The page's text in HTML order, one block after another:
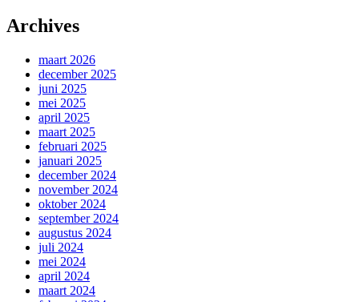
Archives
maart 2026
december 2025
juni 2025
mei 2025
april 2025
maart 2025
februari 2025
januari 2025
december 2024
november 2024
oktober 2024
september 2024
augustus 2024
juli 2024
mei 2024
april 2024
maart 2024